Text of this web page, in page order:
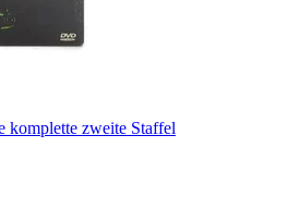
zweite Staffel